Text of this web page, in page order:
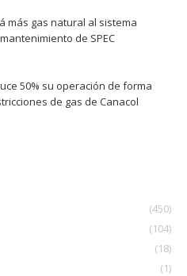
más gas natural al sistema
de SPEC
50% su operación de forma
de gas de Canacol
(450)
(104)
(18)
(1)